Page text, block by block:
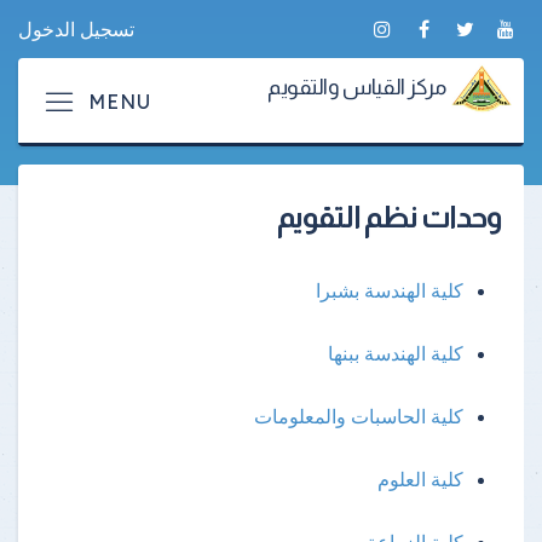
تسجيل الدخول
مركز القياس والتقويم
وحدات نظم التقويم
كلية الهندسة بشبرا
كلية الهندسة ببنها
كلية الحاسبات والمعلومات
كلية العلوم